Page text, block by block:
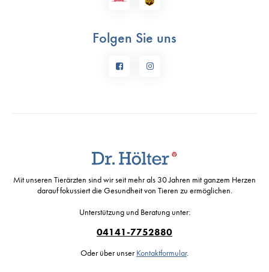
Folgen Sie uns
Mit unseren Tierärzten sind wir seit mehr als 30 Jahren mit ganzem Herzen
darauf fokussiert die Gesundheit von Tieren zu ermöglichen.
Unterstützung und Beratung unter:
04141-7752880
Oder über unser Kontaktformular.